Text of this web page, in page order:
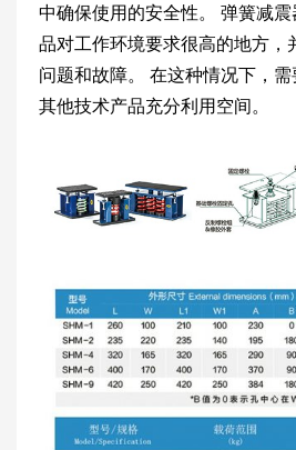
中确保使用的安全性。 弹簧减
品对工作环境要求很高的地方，
问题和故障。 在这种情况下，
其他技术产品充分利用空间。